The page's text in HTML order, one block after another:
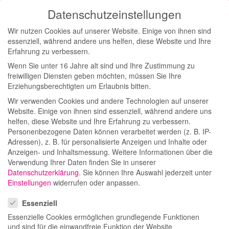
Catrice x
Betül
Kollektion:
Watch me
Glow!
Datenschutzeinstellungen
Wir nutzen Cookies auf unserer Website. Einige von ihnen sind
essenziell, während andere uns helfen, diese Website und Ihre
Erfahrung zu verbessern.
Wenn Sie unter 16 Jahre alt sind und Ihre Zustimmung zu
freiwilligen Diensten geben möchten, müssen Sie Ihre
Erziehungsberechtigten um Erlaubnis bitten.
Wir verwenden Cookies und andere Technologien auf unserer
Website. Einige von ihnen sind essenziell, während andere uns
helfen, diese Website und Ihre Erfahrung zu verbessern.
Personenbezogene Daten können verarbeitet werden (z. B. IP-
Adressen), z. B. für personalisierte Anzeigen und Inhalte oder
Anzeigen- und Inhaltsmessung. Weitere Informationen über die
Verwendung Ihrer Daten finden Sie in unserer
Datenschutzerklärung. Sie können Ihre Auswahl jederzeit unter
Einstellungen widerrufen oder anpassen.
Essenziell
Essenzielle Cookies ermöglichen grundlegende Funktionen
und sind für die einwandfreie Funktion der Website